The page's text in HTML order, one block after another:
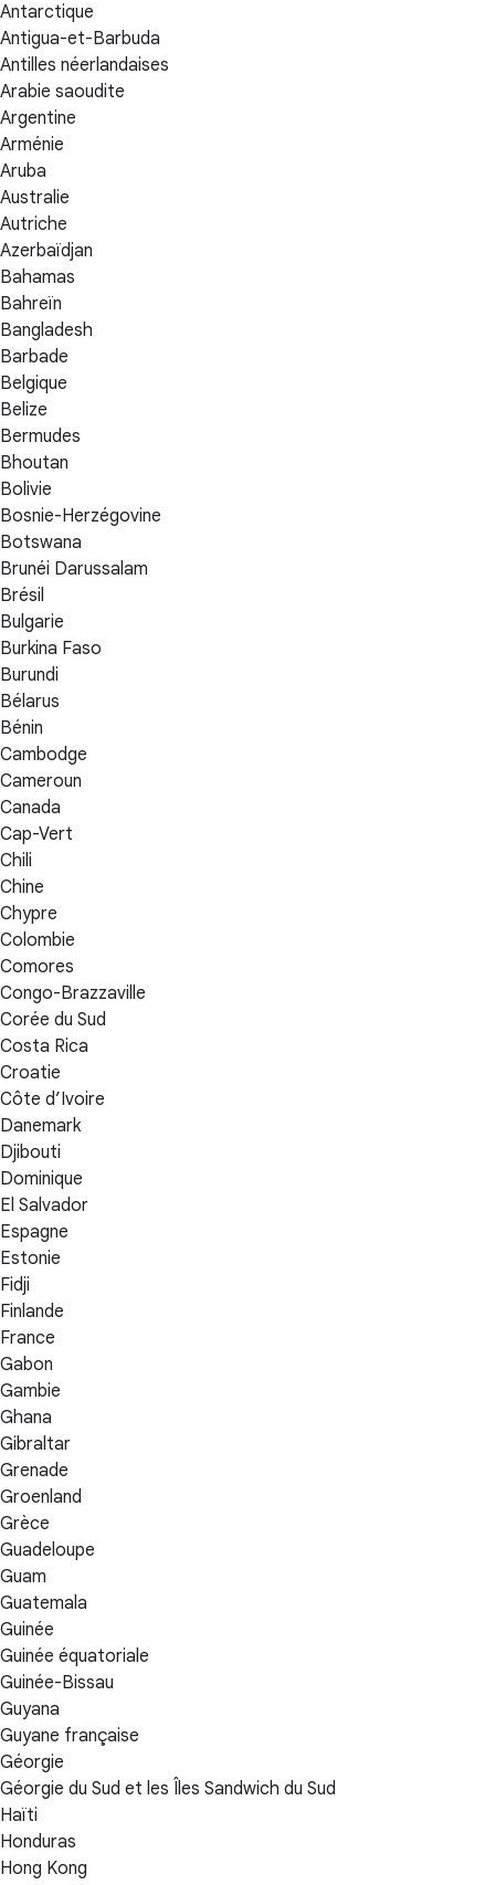
Antarctique
Antigua-et-Barbuda
Antilles néerlandaises
Arabie saoudite
Argentine
Arménie
Aruba
Australie
Autriche
Azerbaïdjan
Bahamas
Bahreïn
Bangladesh
Barbade
Belgique
Belize
Bermudes
Bhoutan
Bolivie
Bosnie-Herzégovine
Botswana
Brunéi Darussalam
Brésil
Bulgarie
Burkina Faso
Burundi
Bélarus
Bénin
Cambodge
Cameroun
Canada
Cap-Vert
Chili
Chine
Chypre
Colombie
Comores
Congo-Brazzaville
Corée du Sud
Costa Rica
Croatie
Côte d’Ivoire
Danemark
Djibouti
Dominique
El Salvador
Espagne
Estonie
Fidji
Finlande
France
Gabon
Gambie
Ghana
Gibraltar
Grenade
Groenland
Grèce
Guadeloupe
Guam
Guatemala
Guinée
Guinée équatoriale
Guinée-Bissau
Guyana
Guyane française
Géorgie
Géorgie du Sud et les Îles Sandwich du Sud
Haïti
Honduras
Hong Kong